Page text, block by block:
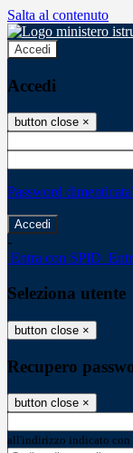
Salta al contenuto
Accedi
Accedi
button close ×
Password
-
Entra con SPID
Seleziona utente
button close ×
Recupero
button close ×
all'indirizzo indicato con